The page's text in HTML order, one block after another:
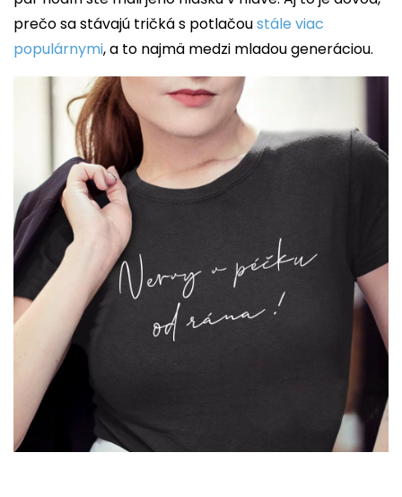
prečo sa stávajú tričká s potlačoustále viac
populárnymi, a to najmä medzi mladou generáciou.